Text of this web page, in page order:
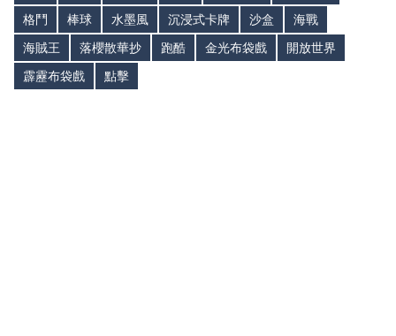
格鬥
棒球 水墨風 沉浸式卡牌 沙盒
海戰
海賊王
落櫻散華抄 跑酷 金光布袋戲
開放世界
霹靂布袋戲
點擊